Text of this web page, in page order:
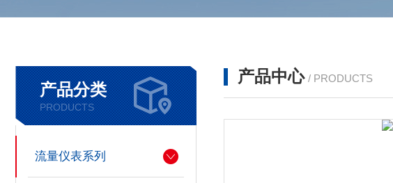
产品分类
PRODUCTS
流量仪表系列
产品中心 / PRODUCTS